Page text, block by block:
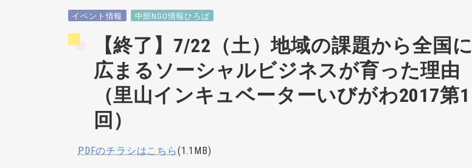
イベント情報 中部NGO情報ひろば
【終了】7/22（土）地域の課題から全国に
広まるソーシャルビジネスが育った理由
（里山インキュベーターいびがわ2017第1
回）
PDFのチラシはこちら(1.1MB)